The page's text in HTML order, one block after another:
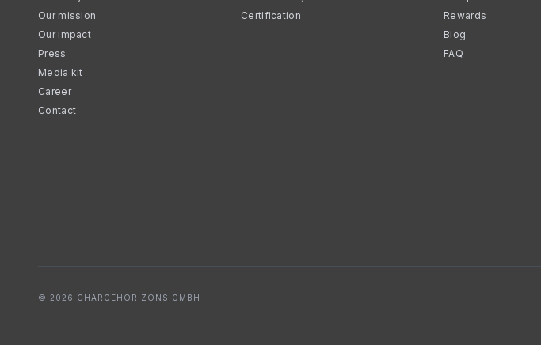
Our mission
Our impact
Press
Media kit
Career
Contact
Certification
Rewards
Blog
FAQ
© 2026 CHARGEHORIZONS GMBH